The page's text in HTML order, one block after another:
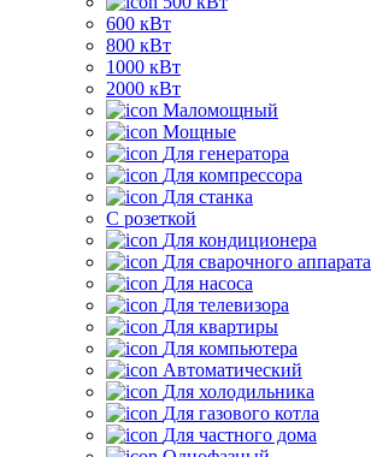
600 кВт
800 кВт
1000 кВт
2000 кВт
Маломощный
Мощные
Для генератора
Для компрессора
Для станка
C розеткой
Для кондиционера
Для сварочного аппарата
Для насоса
Для телевизора
Для квартиры
Для компьютера
Автоматический
Для холодильника
Для газового котла
Для частного дома